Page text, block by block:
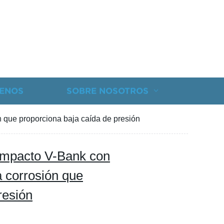
SOBRE NOSOTROS
proporciona baja caída de presión
V-Bank con
corrosión que